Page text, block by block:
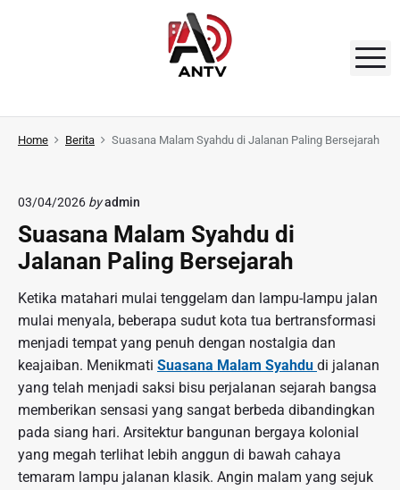
o
A
N
Home Berita Suasana Malam Syahdu di Jalanan Paling Bersejarah
03/04/2026 byadmin
Suasana Malam Syahdu di
Jalanan Paling Bersejarah
Ketika matahari mulai tenggelam dan lampu-lampu jalan
mulai menyala, beberapa sudut kota tua bertransformasi
menjadi tempat yang penuh dengan nostalgia dan
keajaiban. Menikmati Suasana Malam Syahdu di jalanan
yang telah menjadi saksi bisu perjalanan sejarah bangsa
memberikan sensasi yang sangat berbeda dibandingkan
pada siang hari. Arsitektur bangunan bergaya kolonial
yang megah terlihat lebih anggun di bawah cahaya
temaram lampu jalanan klasik. Angin malam yang sejuk